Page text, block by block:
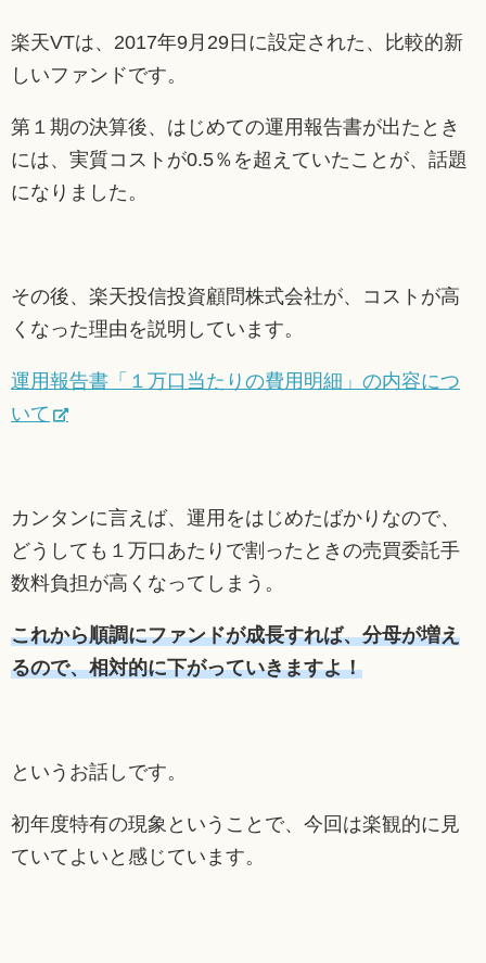
楽天VTは、2017年9月29日に設定された、比較的新
しいファンドです。
第１期の決算後、はじめての運用報告書が出たとき
には、実質コストが0.5％を超えていたことが、話題
になりました。
その後、楽天投信投資顧問株式会社が、コストが高
くなった理由を説明しています。
運用報告書「１万口当たりの費用明細」の内容につ
いて
カンタンに言えば、運用をはじめたばかりなので、
どうしても１万口あたりで割ったときの売買委託手
数料負担が高くなってしまう。
これから順調にファンドが成長すれば、分母が増え
るので、相対的に下がっていきますよ！
というお話しです。
初年度特有の現象ということで、今回は楽観的に見
ていてよいと感じています。